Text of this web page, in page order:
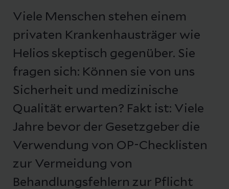
Viele Menschen stehen einem
privaten Krankenhausträger wie
Helios skeptisch gegenüber. Sie
fragen sich: Können sie von uns
Sicherheit und medizinische
Qualität erwarten? Fakt ist: Viele
Jahre bevor der Gesetzgeber die
Verwendung von OP-Checklisten
zur Vermeidung von
Behandlungsfehlern zur Pflicht